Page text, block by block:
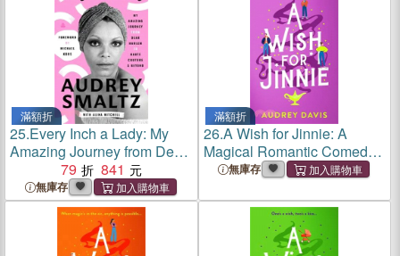
滿額折
25.Every Inch a Lady: My
Amazing Journey from Dear
Harlem to Haute Couture
and Beyond
79 841
無庫存
滿額折
26.A Wish for Jinnie: A
Magical Romantic Comedy
with a Difference!
無庫存